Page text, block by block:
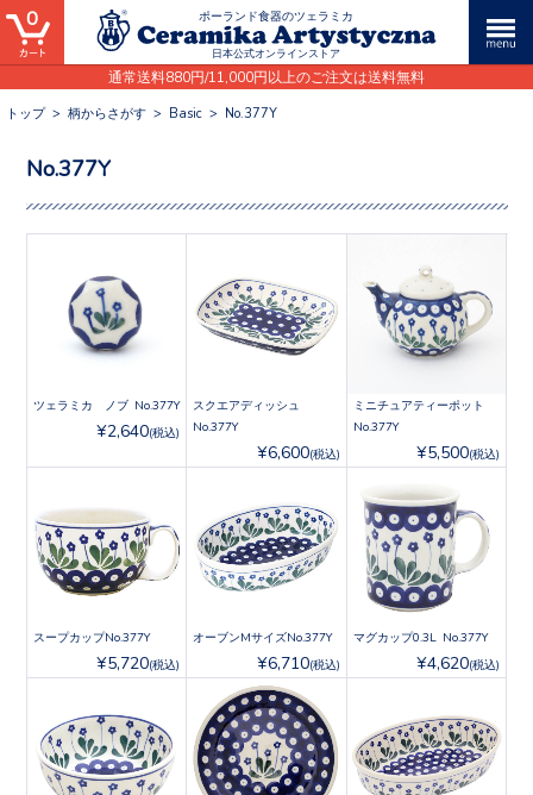
ポーランド食器のツェラミカ
日本公式オンラインストア
通常送料880円/11,000円以上のご注文は送料無料
0
トップ> 柄からさがす > Basic > No.377Y
No.377Y
ツェラミカ ノブ No.377Y
¥2,640(税込)
スクエアディッシュ
No.377Y
¥6,600(税込)
ミニチュアティーポット
No.377Y
¥5,500(税込)
スープカップNo.377Y
¥5,720(税込)
オーブンMサイズNo.377Y
¥6,710(税込)
マグカップ0.3L No.377Y
¥4,620(税込)